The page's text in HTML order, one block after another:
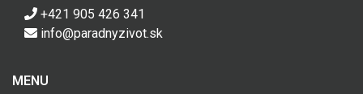
+421 905 426 341
info@paradnyzivot.sk
MENU